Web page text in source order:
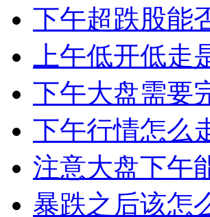
下午超跌股能
上午低开低
下午大盘需要
下午行情怎么
注意大盘下午
暴跌之后该怎